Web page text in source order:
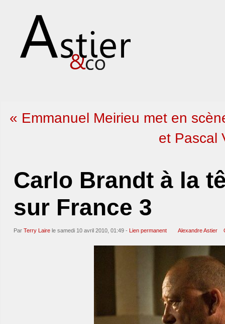
« Emmanuel Meirieu met en
et Pascal
Carlo Brandt à la
sur France 3
Par Terry Laire le samedi 10 avril 2010, 01:49 - Lien permanent Alexandre Astier